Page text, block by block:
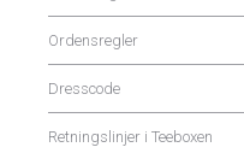
Ordensregler
Dresscode
Retningslinjer i Teeboxen